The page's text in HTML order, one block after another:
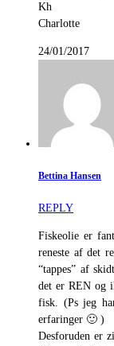
Kh
Charlotte
24/01/2017
Bettina Hansen
REPLY
Fiskeolie er
reneste af det
“tappes” af
det er REN og
fisk. (Ps jeg
erfaringer 🙂 )
Desforuden er